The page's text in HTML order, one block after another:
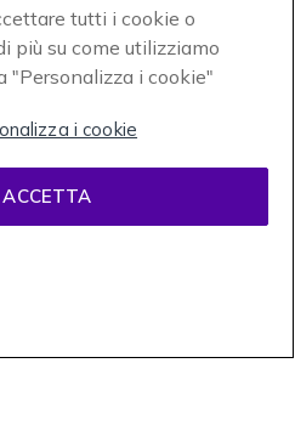
tutti i cookie o
più su come utilizziamo
"Personalizza i cookie"
i cookie
ACCETTA